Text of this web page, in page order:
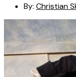
By: Christian